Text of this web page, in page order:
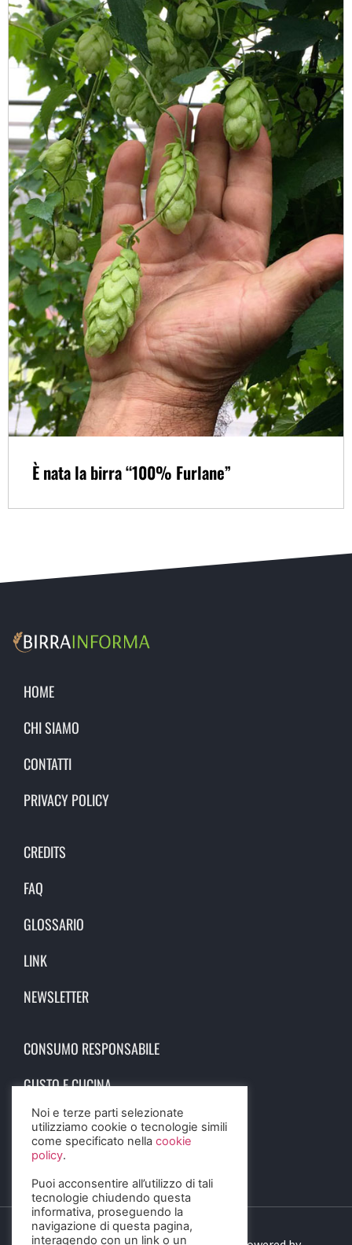
È nata la birra “100% Furlane”
HOME
CHI SIAMO
CONTATTI
PRIVACY POLICY
CREDITS
FAQ
GLOSSARIO
LINK
NEWSLETTER
CONSUMO RESPONSABILE
GUSTO E CUCINA
SCIENZA E SALUTE
STORIA E CULTURA
Noi e terze parti selezionate
utilizziamo cookie o tecnologie simili
come specificato nella cookie
policy.
Puoi acconsentire all’utilizzo di tali
tecnologie chiudendo questa
informativa, proseguendo la
navigazione di questa pagina,
interagendo con un link o un